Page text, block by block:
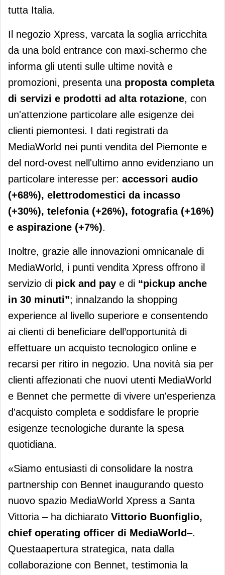
tutta Italia.
Il negozio Xpress, varcata la soglia arricchita
da una bold entrance con maxi-schermo che
informa gli utenti sulle ultime novità e
promozioni, presenta una proposta completa
di servizi e prodotti ad alta rotazione, con
un'attenzione particolare alle esigenze dei
clienti piemontesi. I dati registrati da
MediaWorld nei punti vendita del Piemonte e
del nord-ovest nell'ultimo anno evidenziano un
particolare interesse per: accessori audio
(+68%), elettrodomestici da incasso
(+30%), telefonia (+26%), fotografia (+16%)
e aspirazione (+7%).
Inoltre, grazie alle innovazioni omnicanale di
MediaWorld, i punti vendita Xpress offrono il
servizio di pick and pay e di “pickup anche
in 30 minuti”; innalzando la shopping
experience al livello superiore e consentendo
ai clienti di beneficiare dell’opportunità di
effettuare un acquisto tecnologico online e
recarsi per ritiro in negozio. Una novità sia per
clienti affezionati che nuovi utenti MediaWorld
e Bennet che permette di vivere un'esperienza
d'acquisto completa e soddisfare le proprie
esigenze tecnologiche durante la spesa
quotidiana.
«Siamo entusiasti di consolidare la nostra
partnership con Bennet inaugurando questo
nuovo spazio MediaWorld Xpress a Santa
Vittoria – ha dichiarato Vittorio Buonfiglio,
chief operating officer di MediaWorld–.
Questaapertura strategica, nata dalla
collaborazione con Bennet, testimonia la